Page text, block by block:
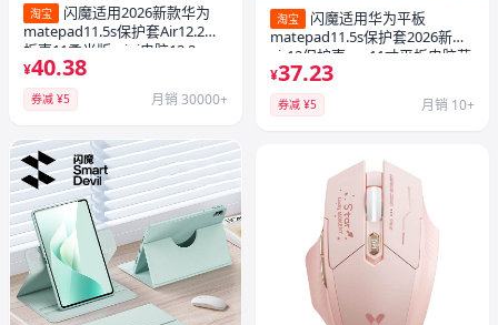
淘宝
闪魔适用2026新款华为
matepad11.5s保护套Air12.2平
板壳11柔光版mini电脑13.2pro
英寸灵动全包笔槽防弯摔透明
¥40.38
券减 ¥5 月销 30000+
淘宝
闪魔适用华为平板
matepad11.5s保护套2026新款
air12保护壳pro11寸平板电脑荣
耀V8Pro全包mini柔光版SE带笔
槽
¥37.23
券减 ¥5 月销 10+